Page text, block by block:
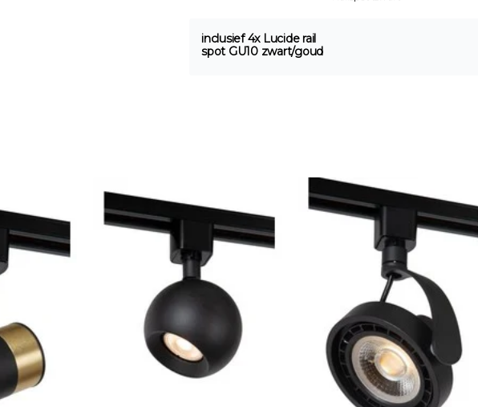
inclusief 4x Lucide rail
spot GU10 zwart/goud